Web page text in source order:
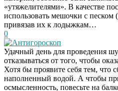
«утяжелителями». В качестве
использовать мешочки с
привязав их к лодыжкам…
0
Антигороскоп
Удачный день для проведения
отказываться от того, чтобы
Хотя бы проявите себя тем, что
наполненный водой. А чтобы
осмысленность, повесьте на